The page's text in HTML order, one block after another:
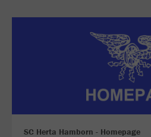
SC Herta Hamborn - Homepage